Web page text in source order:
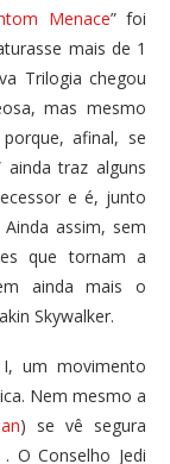
Menace” foi
mais de 1
Trilogia chegou
mas mesmo
afinal, se
traz alguns
e é, junto
assim, sem
que tornam a
ainda mais o
Skywalker.
um movimento
Nem mesmo a
) se vê segura
O Conselho Jedi